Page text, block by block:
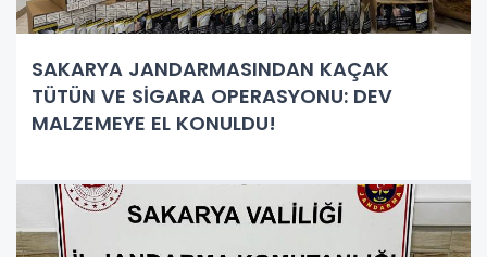
SAKARYA JANDARMASINDAN KAÇAK
TÜTÜN VE SİGARA OPERASYONU: DEV
MALZEMEYE EL KONULDU!